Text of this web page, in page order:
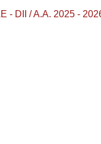
- DII / A.A. 2025 -